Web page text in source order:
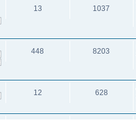
13 1037
448 8203
12 628